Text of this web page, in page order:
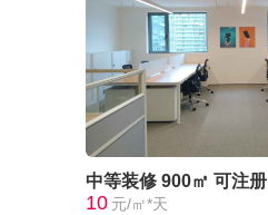
中等装修 900㎡ 可注册
10 元/㎡*天